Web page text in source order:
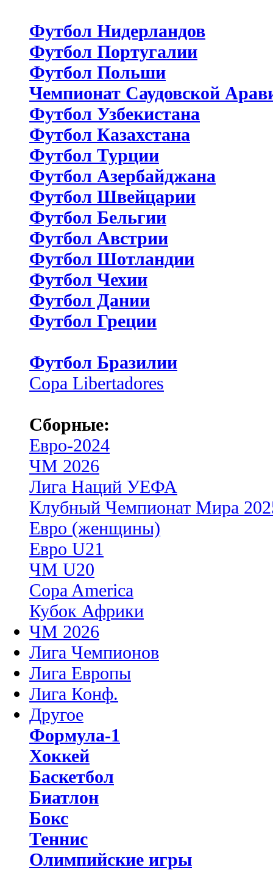
Футбол Нидерландов
Футбол Португалии
Футбол Польши
Чемпионат Саудовской
Футбол Узбекистана
Футбол Казахстана
Футбол Турции
Футбол Азербайджана
Футбол Швейцарии
Футбол Бельгии
Футбол Австрии
Футбол Шотландии
Футбол Чехии
Футбол Дании
Футбол Греции
Футбол Бразилии
Copa Libertadores
Сборные:
Евро-2024
ЧМ 2026
Лига Наций УЕФА
Клубный Чемпионат Мира
Евро (женщины)
Евро U21
ЧМ U20
Copa America
Кубок Африки
ЧМ 2026
Лига Чемпионов
Лига Европы
Лига Конф.
Другое
Формула-1
Хоккей
Баскетбол
Биатлон
Бокс
Теннис
Олимпийские игры